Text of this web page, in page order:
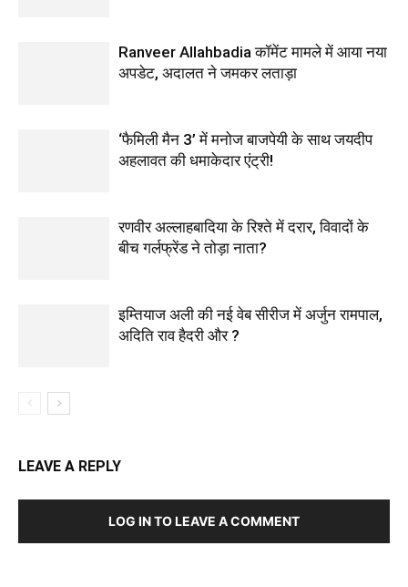
Ranveer Allahbadia कॉमेंट मामले में आया नया
अपडेट, अदालत ने जमकर लताड़ा
‘फैमिली मैन 3’ में मनोज बाजपेयी के साथ जयदीप
अहलावत की धमाकेदार एंट्री!
रणवीर अल्लाहबादिया के रिश्ते में दरार, विवादों के
बीच गर्लफ्रेंड ने तोड़ा नाता?
इम्तियाज अली की नई वेब सीरीज में अर्जुन रामपाल,
अदिति राव हैदरी और ?
LEAVE A REPLY
LOG IN TO LEAVE A COMMENT